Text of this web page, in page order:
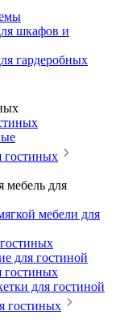
шкафов и
гардеробных
гостиных
мебель для
мебели для
для гостиной
гостиных
для гостиной
гостиных